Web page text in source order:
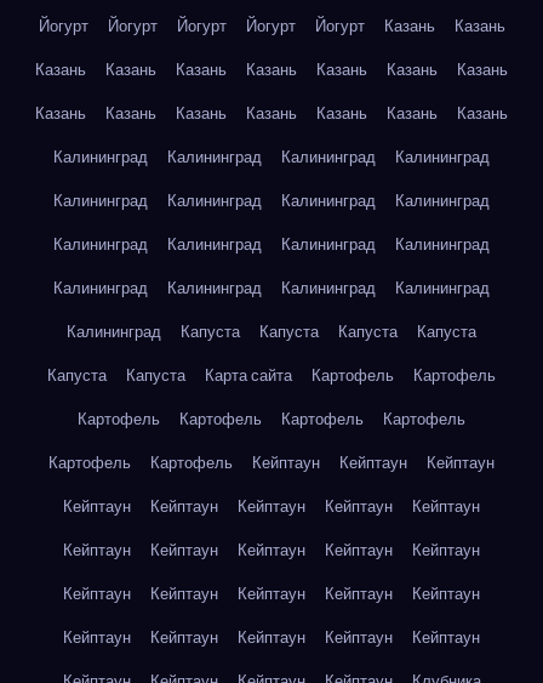
Йогурт
Йогурт Йогурт Йогурт Йогурт Казань
Казань
Казань
Казань Казань Казань Казань Казань
Казань
Казань
Казань Казань Казань Казань Казань
Казань
Калининград
Калининград Калининград
Калининград
Калининград
Калининград Калининград
Калининград
Калининград
Калининград Калининград
Калининград
Калининград
Калининград Калининград
Калининград
Калининград
Капуста Капуста Капуста
Капуста
Капуста
Капуста Карта сайта Картофель
Картофель
Картофель
Картофель Картофель
Картофель
Картофель
Картофель Кейптаун Кейптаун
Кейптаун
Кейптаун
Кейптаун Кейптаун Кейптаун
Кейптаун
Кейптаун
Кейптаун Кейптаун Кейптаун
Кейптаун
Кейптаун
Кейптаун Кейптаун Кейптаун
Кейптаун
Кейптаун
Кейптаун Кейптаун Кейптаун
Кейптаун